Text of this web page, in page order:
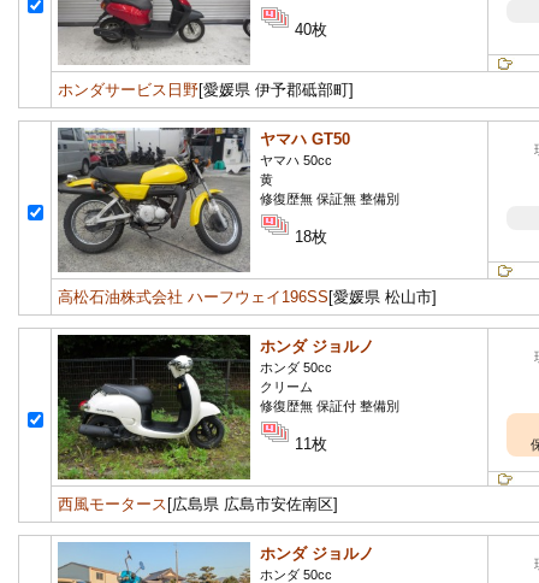
40枚
ホンダサービス日野[愛媛県 伊予郡砥部町]
ヤマハ GT50
ヤマハ 50cc
黄
修復歴無 保証無 整備別
18枚
高松石油株式会社 ハーフウェイ196SS [愛媛県 松山市]
ホンダ ジョルノ
ホンダ 50cc
クリーム
修復歴無 保証付 整備別
11枚
西風モータース [広島県 広島市安佐南区]
ホンダ ジョルノ
ホンダ 50cc